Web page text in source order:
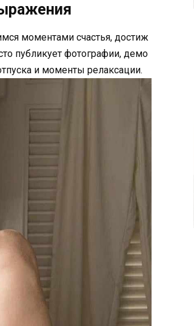
моментами счастья, достиж
публикует фотографии, демо
и моменты релаксации.